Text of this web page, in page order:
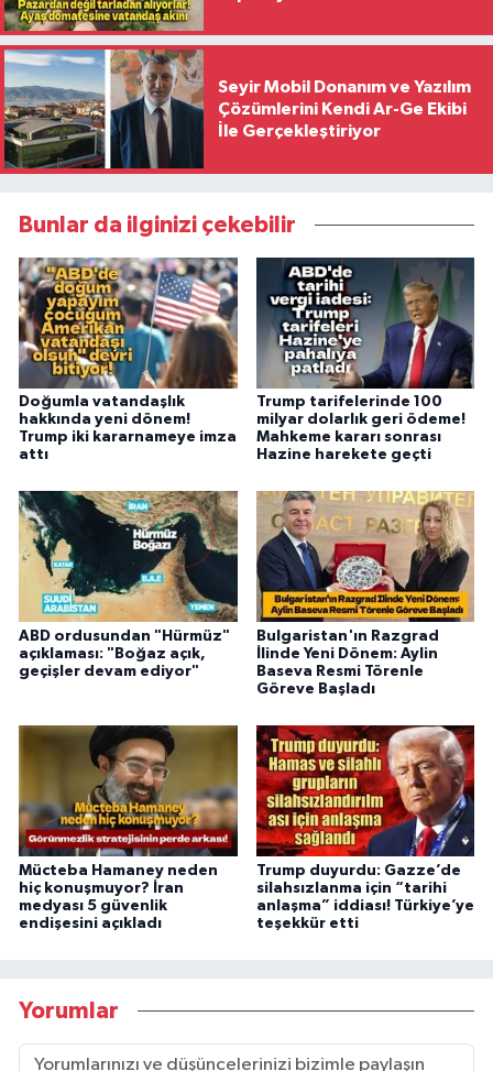
Seyir Mobil Donanım ve Yazılım
Çözümlerini Kendi Ar-Ge Ekibi
İle Gerçekleştiriyor
Bunlar da ilginizi çekebilir
Doğumla vatandaşlık
hakkında yeni dönem!
Trump iki kararnameye imza
attı
Trump tarifelerinde 100
milyar dolarlık geri ödeme!
Mahkeme kararı sonrası
Hazine harekete geçti
ABD ordusundan "Hürmüz"
açıklaması: "Boğaz açık,
geçişler devam ediyor"
Bulgaristan'ın Razgrad
İlinde Yeni Dönem: Aylin
Baseva Resmi Törenle
Göreve Başladı
Mücteba Hamaney neden
hiç konuşmuyor? İran
medyası 5 güvenlik
endişesini açıkladı
Trump duyurdu: Gazze’de
silahsızlanma için “tarihi
anlaşma” iddiası! Türkiye’ye
teşekkür etti
Yorumlar